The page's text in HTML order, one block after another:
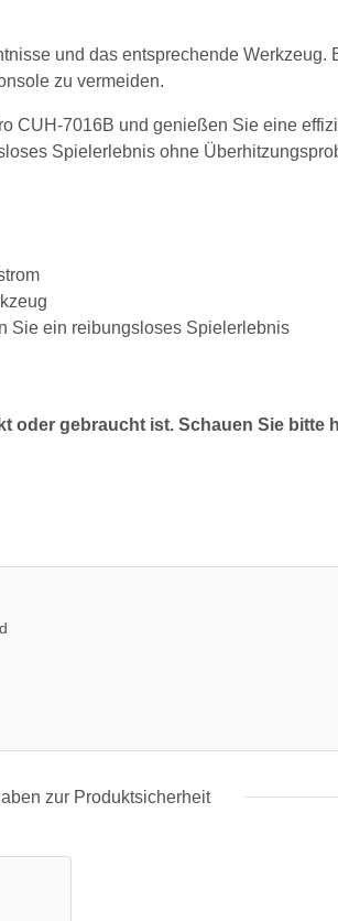
und das entsprechende Werkzeug.
zu vermeiden.
CUH-7016B und genießen Sie eine
Spielerlebnis ohne
Sie ein reibungsloses Spielerlebnis
oder gebraucht ist. Schauen Sie bitte
zur Produktsicherheit